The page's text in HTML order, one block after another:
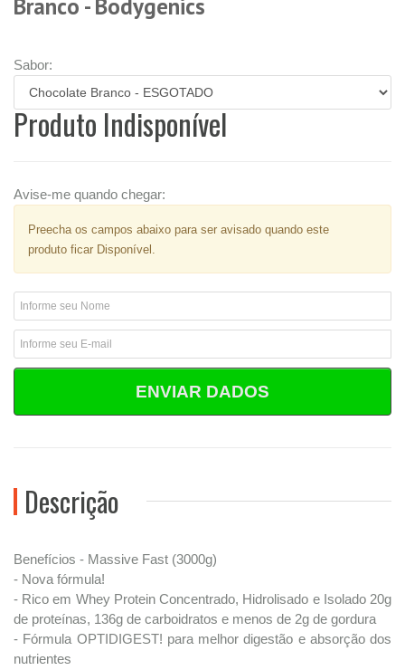
Branco - Bodygenics
Sabor:
Produto Indisponível
Avise-me quando chegar:
Preecha os campos abaixo para ser avisado quando este
produto ficar Disponível.
ENVIAR DADOS
Descrição
Benefícios - Massive Fast (3000g)
- Nova fórmula!
- Rico em Whey Protein Concentrado, Hidrolisado e Isolado 20g
de proteínas, 136g de carboidratos e menos de 2g de gordura
- Fórmula OPTIDIGEST! para melhor digestão e absorção dos
nutrientes